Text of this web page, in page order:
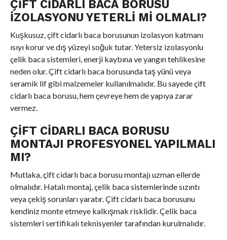
ÇIFT CIDARLI BACA BORUSU
İZOLASYONU YETERLI MI OLMALI?
Kuşkusuz, çift cidarlı baca borusunun izolasyon katmanı
ısıyı korur ve dış yüzeyi soğuk tutar. Yetersiz izolasyonlu
çelik baca sistemleri, enerji kaybına ve yangın tehlikesine
neden olur. Çift cidarlı baca borusunda taş yünü veya
seramik lif gibi malzemeler kullanılmalıdır. Bu sayede çift
cidarlı baca borusu, hem çevreye hem de yapıya zarar
vermez.
ÇIFT CIDARLI BACA BORUSU
MONTAJI PROFESYONEL YAPILMALI
MI?
Mutlaka, çift cidarlı baca borusu montajı uzman ellerde
olmalıdır. Hatalı montaj, çelik baca sistemlerinde sızıntı
veya çekiş sorunları yaratır. Çift cidarlı baca borusunu
kendiniz monte etmeye kalkışmak risklidir. Çelik baca
sistemleri sertifikalı teknisyenler tarafından kurulmalıdır.